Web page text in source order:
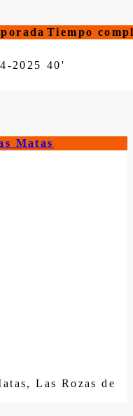
Tiempo
2025 40'
Matas
Las Rozas de